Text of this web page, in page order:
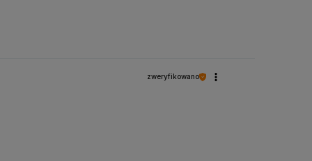
zweryfikowano